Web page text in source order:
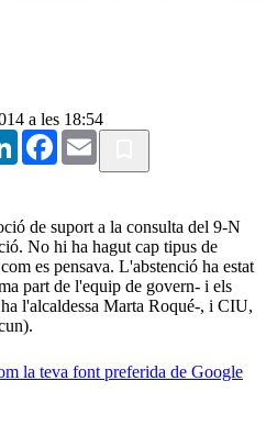
a les 18:54
LinkedInFacebook
Email
de suport a la consulta del 9-N
No hi ha hagut cap tipus de
es pensava. L'abstenció ha estat
part de l'equip de govern- i els
l'alcaldessa Marta Roqué-, i CIU,
la teva font preferida de Google